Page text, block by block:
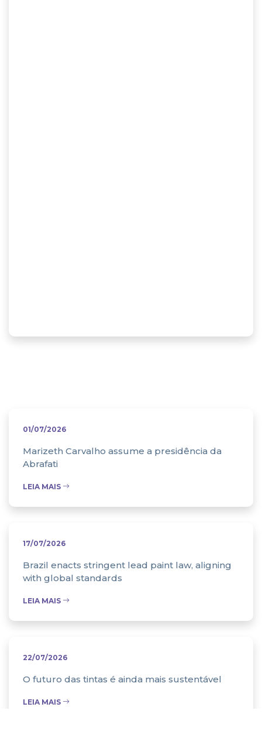
01/07/2026
Marizeth Carvalho assume a presidência da
Abrafati
LEIA MAIS
17/07/2026
Brazil enacts stringent lead paint law, aligning
with global standards
LEIA MAIS
22/07/2026
O futuro das tintas é ainda mais sustentável
LEIA MAIS